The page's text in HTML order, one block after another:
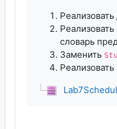
словарь
Заменить